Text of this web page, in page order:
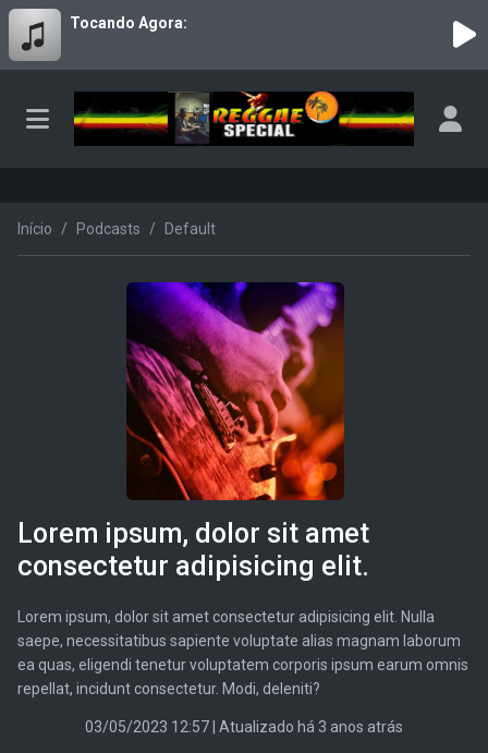
Tocando Agora:
Início Podcasts Default
Lorem ipsum, dolor sit amet
consectetur adipisicing elit.
Lorem ipsum, dolor sit amet consectetur adipisicing elit. Nulla
saepe, necessitatibus sapiente voluptate alias magnam laborum
ea quas, eligendi tenetur voluptatem corporis ipsum earum omnis
repellat, incidunt consectetur. Modi, deleniti?
03/05/2023 12:57 | Atualizado há 3 anos atrás